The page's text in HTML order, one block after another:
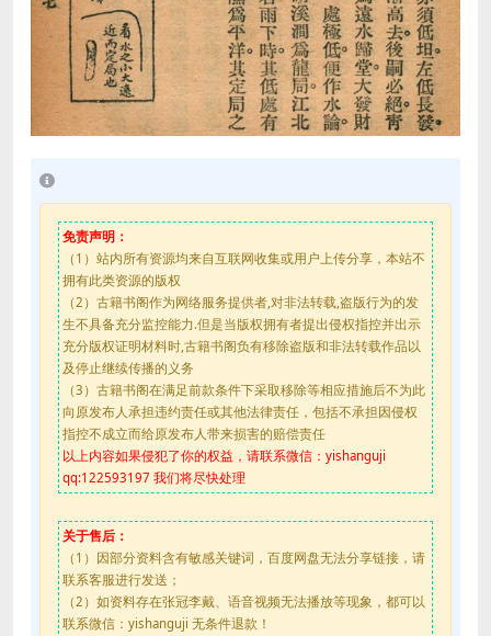
免责声明：
（1）站内所有资源均来自互联网收集或用户上传分享，本站不
拥有此类资源的版权
（2）古籍书阁作为网络服务提供者,对非法转载,盗版行为的发
生不具备充分监控能力.但是当版权拥有者提出侵权指控并出示
充分版权证明材料时,古籍书阁负有移除盗版和非法转载作品以
及停止继续传播的义务
（3）古籍书阁在满足前款条件下采取移除等相应措施后不为此
向原发布人承担违约责任或其他法律责任，包括不承担因侵权
指控不成立而给原发布人带来损害的赔偿责任
以上内容如果侵犯了你的权益，请联系微信：yishanguji
qq:122593197 我们将尽快处理
关于售后：
（1）因部分资料含有敏感关键词，百度网盘无法分享链接，请
联系客服进行发送；
（2）如资料存在张冠李戴、语音视频无法播放等现象，都可以
联系微信：yishanguji 无条件退款！